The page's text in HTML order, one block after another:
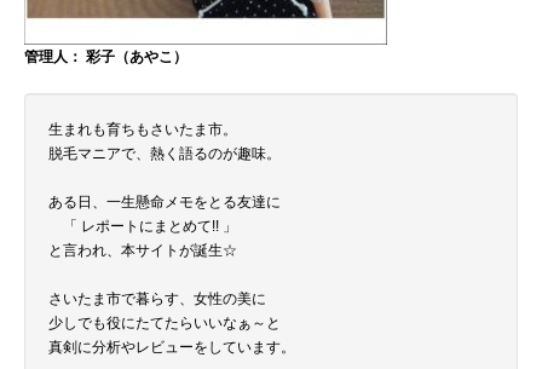
管理人： 彩子（あやこ）
生まれも育ちもさいたま市。
脱毛マニアで、熱く語るのが趣味。
ある日、一生懸命メモをとる友達に
「 レポートにまとめて!! 」
と言われ、本サイトが誕生☆
さいたま市で暮らす、女性の美に
少しでも役にたてたらいいなぁ～と
真剣に分析やレビューをしています。